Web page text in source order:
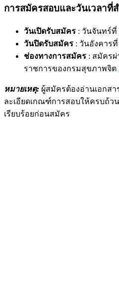
การสมัครสอบและวันเวลาที่
วันเปิดรับสมัคร : วันจันทร์ที่
วันปิดรับสมัคร : วันอังคาร
ช่องทางการสมัคร : สมัครผ่
ราชการของกรมสุขภาพจิต
หมายเหตุ: ผู้สมัครต้องอ่านเอกส
ละเอียดเกณฑ์การสอบให้ครบถ้ว
เรียบร้อยก่อนสมัคร